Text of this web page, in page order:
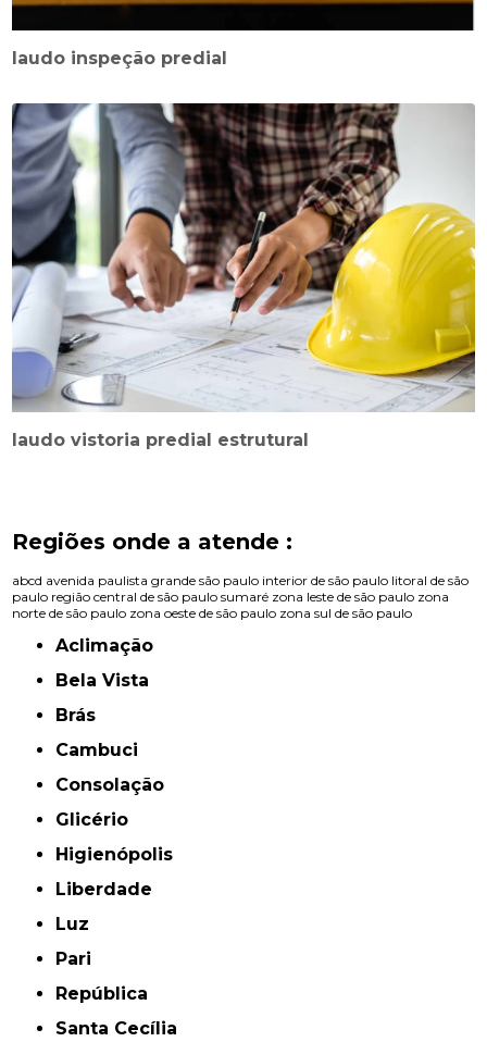
laudo inspeção predial
laudo vistoria predial estrutural
Regiões onde a atende :
abcd avenida paulista grande são paulo interior de são paulo litoral de são
paulo região central de são paulo sumaré zona leste de são paulo zona
norte de são paulo zona oeste de são paulo zona sul de são paulo
Aclimação
Bela Vista
Brás
Cambuci
Consolação
Glicério
Higienópolis
Liberdade
Luz
Pari
República
Santa Cecília